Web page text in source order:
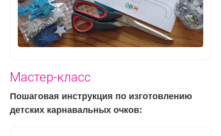
Мастер-класс
Пошаговая инструкция по изготовлению
детских карнавальных очков: